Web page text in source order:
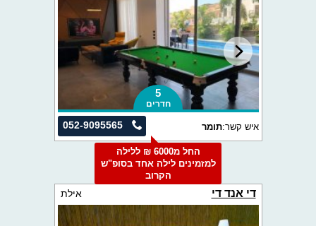
5
חדרים
052-9095565 איש קשר:תומר
החל מ6000 ₪ ללילה
למזמינים לילה אחד בסופ"ש
הקרוב
די אנד די אילת